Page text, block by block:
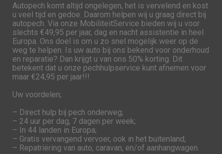
Autopech komt altijd ongelegen, het is vervelend en kost
u veel tijd en gedoe. Daarom helpen wij u graag direct bij
autopech. Via onze MobiliteitService bieden wij u voor
slechts €49,95 per jaar, dag en nacht assistentie in heel
Europa. Ons doel is om u zo snel mogelijk weer op de
weg te helpen. Is uw auto bij ons bekend voor onderhoud
en reparatie? Dan krijgt u van ons 50% korting. Dit
betekent dat u onze pechhulpservice kunt afnemen voor
maar €24,95 per jaar!!!
Uw voordelen;
– Direct hulp bij pech onderweg;
– 24 uur per dag, 7 dagen per week;
– In 44 landen in Europa;
– Gratis vervangend vervoer, ook in het buitenland;
– Repatriëring van auto, caravan, en/of aanhangwagen.